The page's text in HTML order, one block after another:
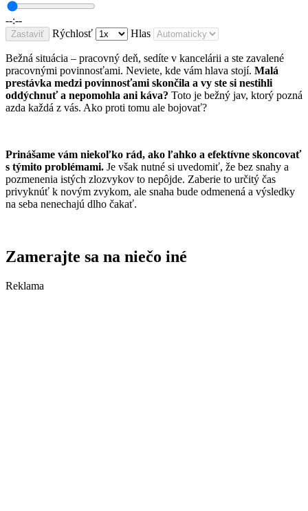
--:--
Zastaviť Rýchlosť Hlas
Bežná situácia – pracovný deň, sedíte v kancelárii a ste zavalené
pracovnými povinnosťami. Neviete, kde vám hlava stojí. Malá
prestávka medzi povinnosťami skončila a vy ste si nestihli
oddýchnuť a nepomohla ani káva? Toto je bežný jav, ktorý pozná
azda každá z vás. Ako proti tomu ale bojovať?
Prinášame vám niekoľko rád, ako ľahko a efektívne skoncovať
s týmito problémami. Je však nutné si uvedomiť, že bez snahy a
pozmenenia istých zlozvykov to nepôjde. Zaberie to určitý čas
privyknúť k novým zvykom, ale snaha bude odmenená a výsledky
na seba nenechajú dlho čakať.
Zamerajte sa na niečo iné
Reklama